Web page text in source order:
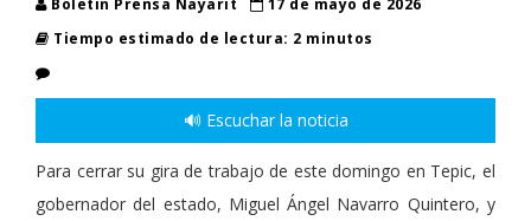
Boletin Prensa Nayarit
17 de mayo de 2026
Tiempo estimado de lectura: 2 minutos
🔊 Escuchar la noticia
Para cerrar su gira de trabajo de este domingo en Tepic, el
gobernador del estado, Miguel Ángel Navarro Quintero, y